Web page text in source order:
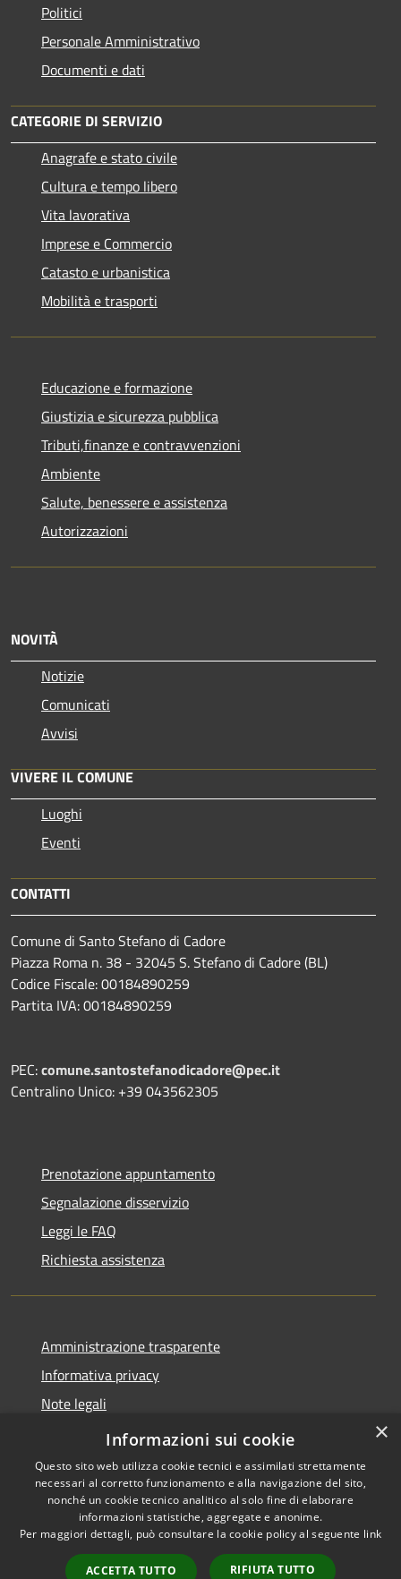
Politici
Personale Amministrativo
Documenti e dati
CATEGORIE DI SERVIZIO
Anagrafe e stato civile
Cultura e tempo libero
Vita lavorativa
Imprese e Commercio
Catasto e urbanistica
Mobilità e trasporti
Educazione e formazione
Giustizia e sicurezza pubblica
Tributi,finanze e contravvenzioni
Ambiente
Salute, benessere e assistenza
Autorizzazioni
NOVITÀ
Notizie
Comunicati
Avvisi
VIVERE IL COMUNE
Luoghi
Eventi
CONTATTI
Comune di Santo Stefano di Cadore
Piazza Roma n. 38 - 32045 S. Stefano di Cadore (BL)
Codice Fiscale: 00184890259
Partita IVA: 00184890259
PEC:comune.santostefanodicadore@pec.it
Centralino Unico: +39 043562305
Prenotazione appuntamento
Segnalazione disservizio
Leggi le FAQ
Richiesta assistenza
Amministrazione trasparente
Informativa privacy
Note legali
Dichiarazione di accessibilità
Accessibilità
Copyright © 2026 • Comune di
Santo Stefano di Cadore •
Powered byMunicipium
×
Informazioni sui cookie
Questo sito web utilizza cookie tecnici e assimilati strettamente
necessari al corretto funzionamento e alla navigazione del sito,
nonché un cookie tecnico analitico al solo fine di elaborare
informazioni statistiche, aggregate e anonime.
Per maggiori dettagli, può consultare la cookie policy al seguente link
ACCETTA TUTTO RIFIUTA TUTTO